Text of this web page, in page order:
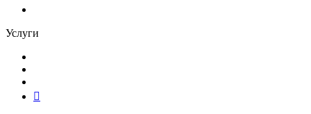
Услуги